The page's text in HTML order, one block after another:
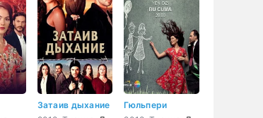
Затаив дыхание
Гюльпери